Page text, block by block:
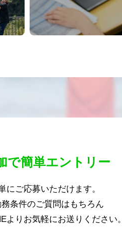
で簡単エントリー
にご応募いただけます。
条件のご質問はもちろん
よりお気軽にお送りください。